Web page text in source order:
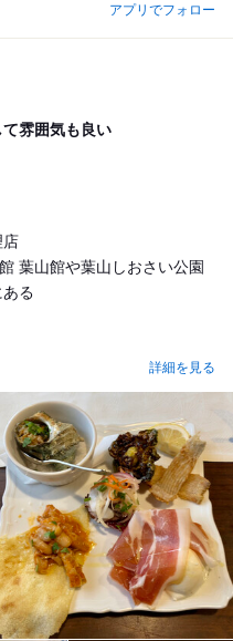
アプリでフォロー
雰囲気も良い
店
葉山館や葉山しおさい公園
る
詳細を見る